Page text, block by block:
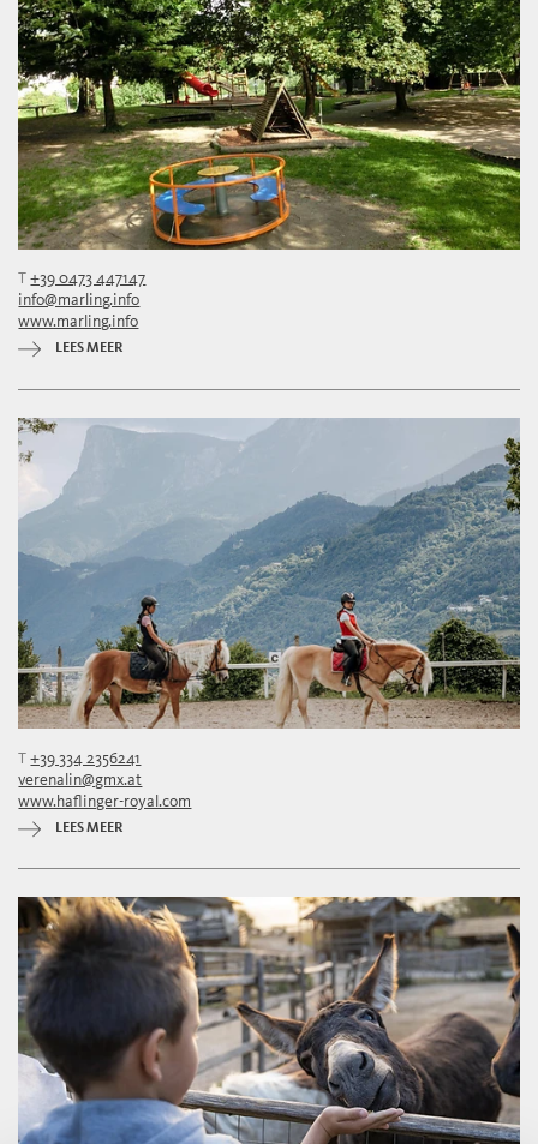
T+39 0473 447147
info@marling.info
www.marling.info
LEES MEER
T+39 334 2356241
verenalin@gmx.at
www.haflinger-royal.com
LEES MEER